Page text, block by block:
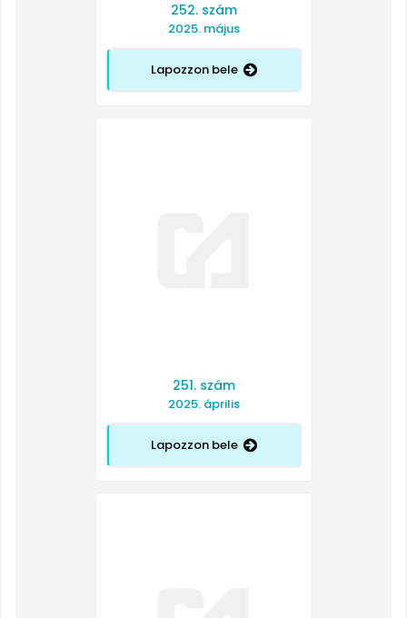
252. szám
2025. május
Lapozzon bele
251. szám
2025. április
Lapozzon bele